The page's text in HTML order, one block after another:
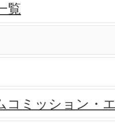
覧
コミッション・